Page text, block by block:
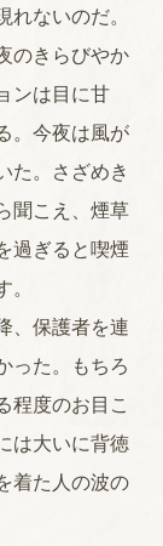
ないのだ。
のきらびやか
ンは目に甘
。今夜は風が
た。さざめき
聞こえ、煙草
過ぎると喫煙
、保護者を連
った。もちろ
程度のお目こ
は大いに背徳
着た人の波の